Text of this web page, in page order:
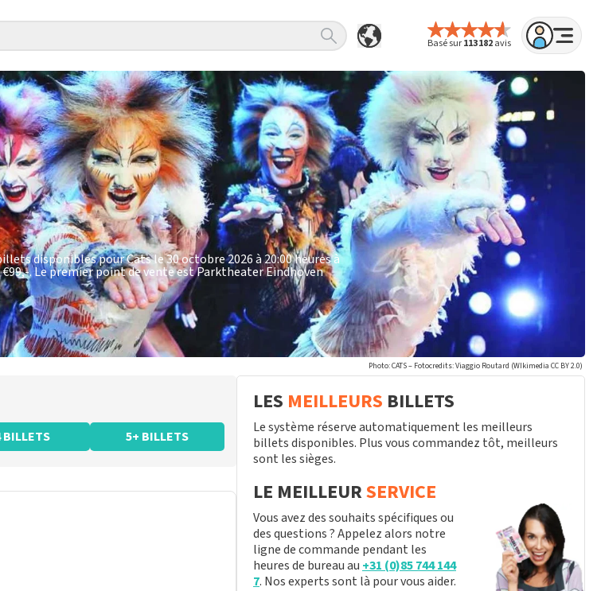
Basé sur113 182avis
disponibles pour Cats le 30 octobre 2026 à 20:00 heures à
. Le premier point de vente est Parktheater Eindhoven
Photo: CATS – Fotocredits: Viaggio Routard (WIkimedia CC BY 2.0)
BILLETS 5+ BILLETS
LES MEILLEURS BILLETS
Le système réserve automatiquement les meilleurs
billets disponibles. Plus vous commandez tôt, meilleurs
sont les sièges.
LE MEILLEURSERVICE
Vous avez des souhaits spécifiques ou
des questions ? Appelez alors notre
ligne de commande pendant les
heures de bureau au +31 (0)85 744 144
7. Nos experts sont là pour vous aider.